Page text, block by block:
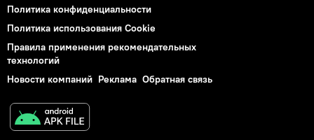
Политика конфиденциальности
Политика использования Cookie
Правила применения рекомендательных
технологий
Новости компаний Реклама Обратная связь